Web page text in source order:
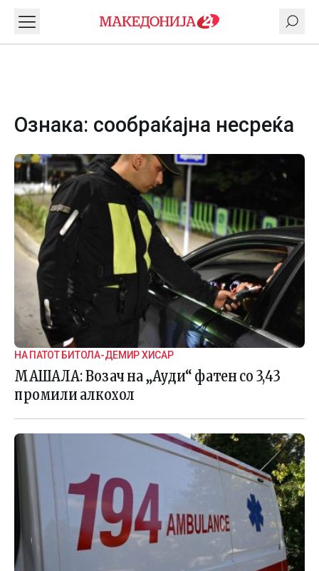
Ознака: сообраќајна несреќа
НА ПАТОТ БИТОЛА-ДЕМИР ХИСАР
МАШАЛА: Возач на „Ауди“ фатен со 3,43
промили алкохол